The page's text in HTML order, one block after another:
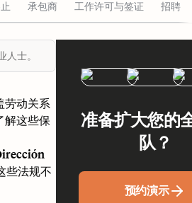
承包商 工作许可与签证 招聘
士。
劳动关系
解这些保
些法规不
准备扩大您的
队？
预约演示